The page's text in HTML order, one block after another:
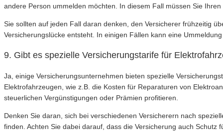
andere Person ummelden möchten. In diesem Fall müssen Sie
Sie sollten auf jeden Fall daran denken, den Versicherer frühzeitig
Versicherungslücke entsteht. In einigen Fällen kann eine
9. Gibt es spezielle Versicherungstarife für
Ja, einige Versicherungsunternehmen bieten spezielle
Elektrofahrzeugen, wie z.B. die Kosten für Reparaturen von
steuerlichen Vergünstigungen oder Prämien profitieren.
Denken Sie daran, sich bei verschiedenen Versicherern nach
finden. Achten Sie dabei darauf, dass die Versicherung auch Schutz